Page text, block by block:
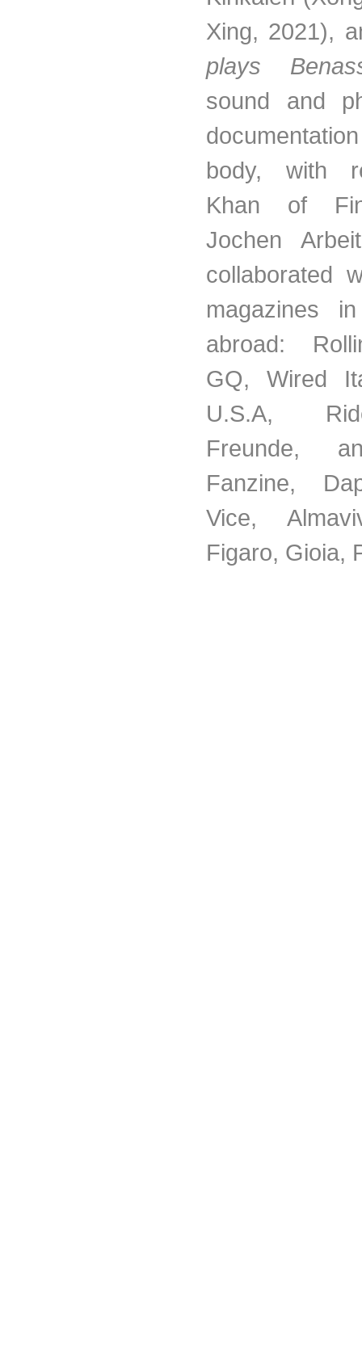
Xing, 2021),
plays
sound and
body, with
Khan of
Jochen
collaborated
magazines
abroad:
GQ, Wired
U.S.A,
Freunde,
Fanzine,
Vice,
Figaro, Gioia,